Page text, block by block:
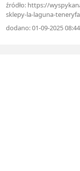
źródło: https://
sklepy-la-laguna-
dodano: 01-09-2025